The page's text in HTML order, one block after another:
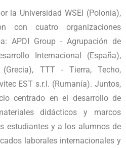
la Universidad WSEI (Polonia),
con cuatro organizaciones
APDI Group - Agrupación de
Internacional (España),
TTT - Tierra, Techo,
EST s.r.l. (Rumanía). Juntos,
centrado en el desarrollo de
didácticos y marcos
estudiantes y a los alumnos de
laborales internacionales y